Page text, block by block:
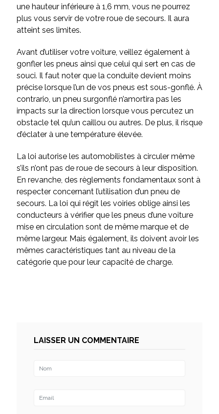
une hauteur inférieure à 1,6 mm, vous ne pourrez
plus vous servir de votre roue de secours. Il aura
atteint ses limites.
Avant d’utiliser votre voiture, veillez également à
gonfler les pneus ainsi que celui qui sert en cas de
souci. Il faut noter que la conduite devient moins
précise lorsque l’un de vos pneus est sous-gonflé. À
contrario, un pneu surgonflé n’amortira pas les
impacts sur la direction lorsque vous percutez un
obstacle tel qu’un caillou ou autres. De plus, il risque
d’éclater à une température élevée.
La loi autorise les automobilistes à circuler même
s’ils n’ont pas de roue de secours à leur disposition.
En revanche, des règlements fondamentaux sont à
respecter concernant l’utilisation d’un pneu de
secours. La loi qui régit les voiries oblige ainsi les
conducteurs à vérifier que les pneus d’une voiture
mise en circulation sont de même marque et de
même largeur. Mais également, ils doivent avoir les
mêmes caractéristiques tant au niveau de la
catégorie que pour leur capacité de charge.
LAISSER UN COMMENTAIRE